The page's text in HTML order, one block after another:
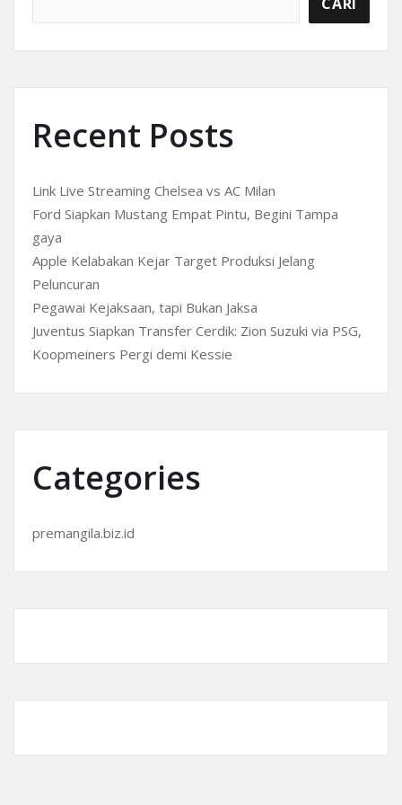
Recent Posts
Link Live Streaming Chelsea vs AC Milan
Ford Siapkan Mustang Empat Pintu, Begini Tampa
gaya
Apple Kelabakan Kejar Target Produksi Jelang
Peluncuran
Pegawai Kejaksaan, tapi Bukan Jaksa
Juventus Siapkan Transfer Cerdik: Zion Suzuki via PSG,
Koopmeiners Pergi demi Kessie
Categories
premangila.biz.id